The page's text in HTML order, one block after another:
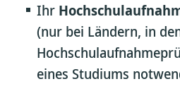
Ihr
(nur bei Ländern, in
eines Studiums